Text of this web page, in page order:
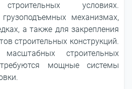
условиях.
механизмах,
а также для закрепления
строительных конструкций.
строительных
мощные системы